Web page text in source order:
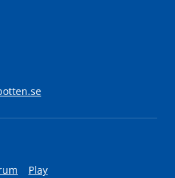
Play